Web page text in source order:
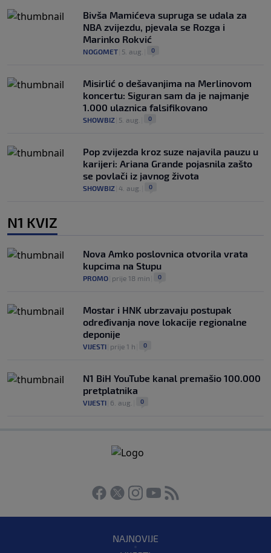
Bivša Mamićeva supruga se udala za
NBA zvijezdu, pjevala se Rozga i
Marinko Rokvić
NOGOMET 5. aug. 0
Misirlić o dešavanjima na Merlinovom
koncertu: Siguran sam da je najmanje
1.000 ulaznica falsifikovano
SHOWBIZ 5. aug. 0
Pop zvijezda kroz suze najavila pauzu u
karijeri: Ariana Grande pojasnila zašto
se povlači iz javnog života
SHOWBIZ 4. aug. 0
N1 KVIZ
Nova Amko poslovnica otvorila vrata
kupcima na Stupu
PROMO prije 18 min 0
Mostar i HNK ubrzavaju postupak
određivanja nove lokacije regionalne
deponije
VIJESTI prije 1 h 0
N1 BiH YouTube kanal premašio 100.000
pretplatnika
VIJESTI 6. aug. 0
NAJNOVIJE